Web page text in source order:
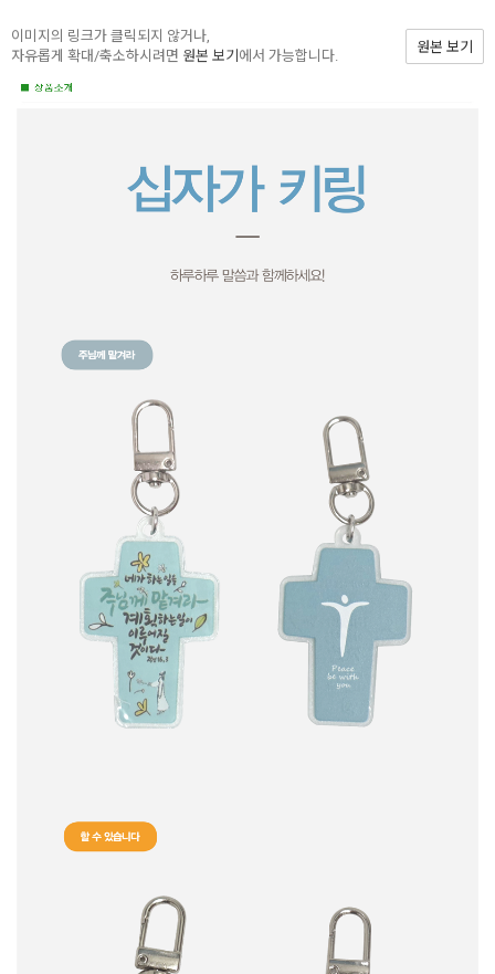
이미지의 링크가 클릭되지 않거나,
자유롭게 확대/축소하시려면 원본 보기에서 가능합니다.
원본 보기